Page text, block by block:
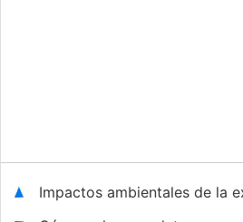
Impactos ambientales de la